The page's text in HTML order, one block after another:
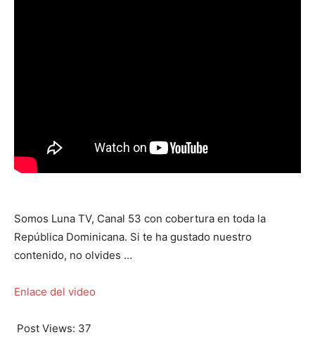
Somos Luna TV, Canal 53 con cobertura en toda la
República Dominicana. Si te ha gustado nuestro
contenido, no olvides …
Enlace del video
Post Views: 37